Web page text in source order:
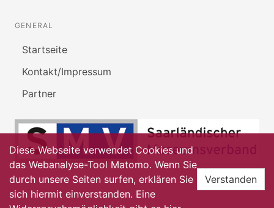
GENERAL
Startseite
Kontakt/Impressum
Partner
Diese Webseite verwendet Cookies und
das Webanalyse-Tool Matomo. Wenn Sie
durch unsere Seiten surfen, erklären Sie
sich hiermit einverstanden. Eine
Verstanden